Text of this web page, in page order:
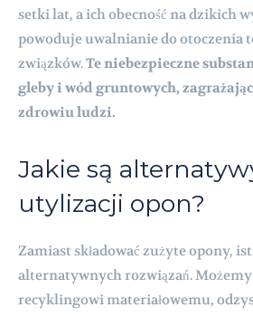
setki lat, a ich obecność na dzikich
powoduje uwalnianie do otoczenia
związków.Te niebezpieczne
gleby i wód gruntowych,
zdrowiu ludzi.
Jakie są
utylizacji opon?
Zamiast składować zużyte opony,
alternatywnych rozwiązań. Możemy
recyklingowi materiałowemu,